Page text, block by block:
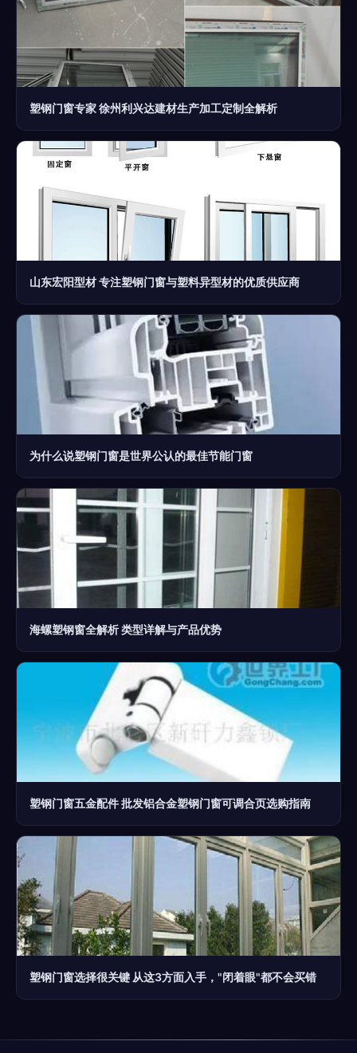
塑钢门窗专家 徐州利兴达建材生产加工定制全解析
山东宏阳型材 专注塑钢门窗与塑料异型材的优质供应商
为什么说塑钢门窗是世界公认的最佳节能门窗
海螺塑钢窗全解析 类型详解与产品优势
塑钢门窗五金配件 批发铝合金塑钢门窗可调合页选购指南
塑钢门窗选择很关键 从这3方面入手，"闭着眼"都不会买错